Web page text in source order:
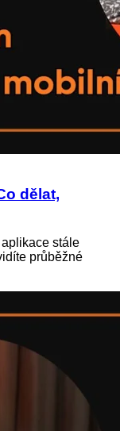
dělat,
stále
průběžné